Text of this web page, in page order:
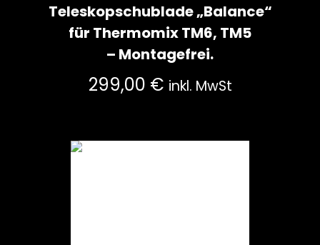
Teleskopschublade „Balance“
für Thermomix TM6, TM5
– Montagefrei.
299,00 € inkl. MwSt